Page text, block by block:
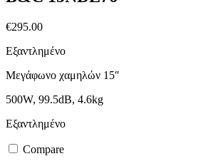
€295.00
Εξαντλημένο
Μεγάφωνο χαμηλών 15″
500W, 99.5dΒ, 4.6kg
Εξαντλημένο
Compare